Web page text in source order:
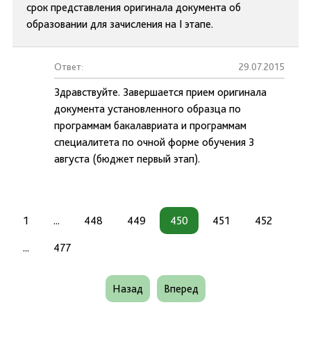
срок представления оригинала документа об
образовании для зачисления на I этапе.
Ответ: 29.07.2015
Здравствуйте. Завершается прием оригинала
документа установленного образца по
программам бакалавриата и программам
специалитета по очной форме обучения 3
августа (бюджет первый этап).
1 ... 448 449 450 451 452
... 477
Назад Вперед